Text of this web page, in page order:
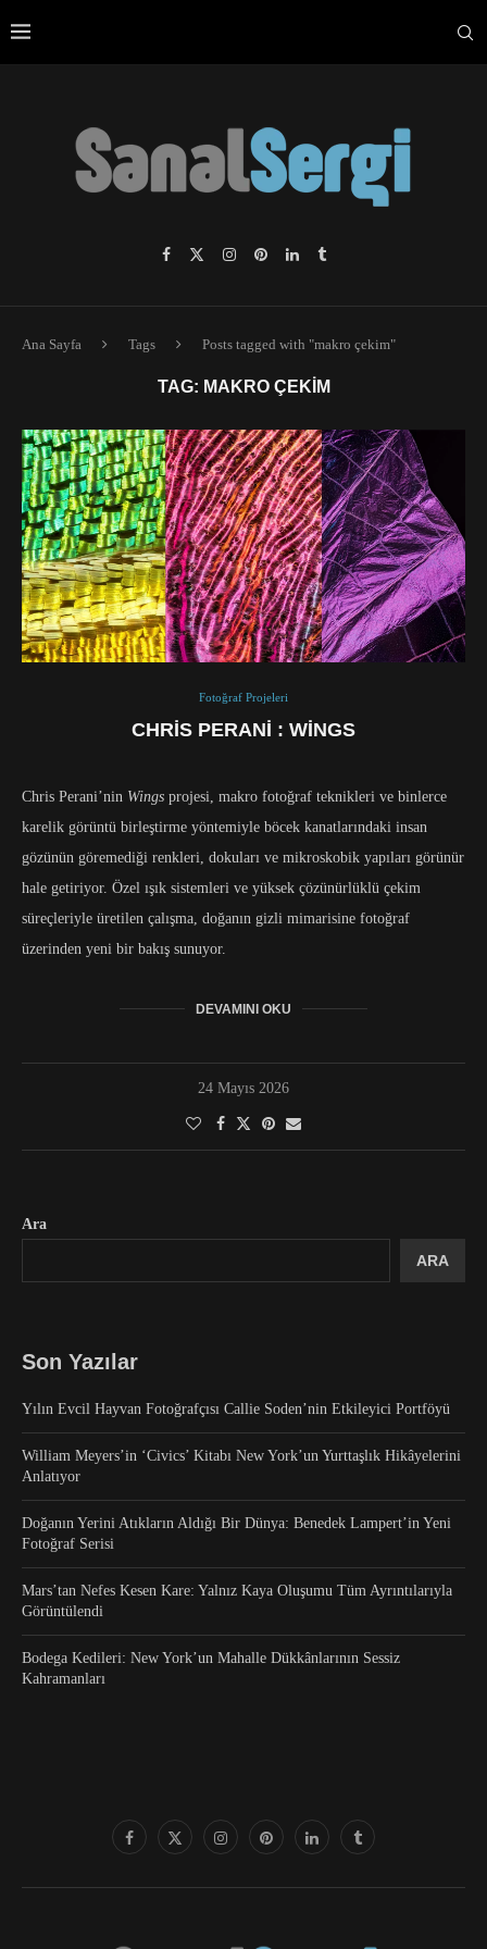
Ana Sayfa Tags Posts tagged with "makro çekim"
TAG: MAKRO ÇEKIM
Fotoğraf Projeleri
CHRIS PERANI : WINGS
Chris Perani’nin Wings projesi, makro fotoğraf teknikleri ve binlerce
karelik görüntü birleştirme yöntemiyle böcek kanatlarındaki insan
gözünün göremediği renkleri, dokuları ve mikroskobik yapıları görünür
hale getiriyor. Özel ışık sistemleri ve yüksek çözünürlüklü çekim
süreçleriyle üretilen çalışma, doğanın gizli mimarisine fotoğraf
üzerinden yeni bir bakış sunuyor.
DEVAMINI OKU
24 Mayıs 2026
Ara
ARA
Son Yazılar
Yılın Evcil Hayvan Fotoğrafçısı Callie Soden’nin Etkileyici Portföyü
William Meyers’in ‘Civics’ Kitabı New York’un Yurttaşlık Hikâyelerini
Anlatıyor
Doğanın Yerini Atıkların Aldığı Bir Dünya: Benedek Lampert’in Yeni
Fotoğraf Serisi
Mars’tan Nefes Kesen Kare: Yalnız Kaya Oluşumu Tüm Ayrıntılarıyla
Görüntülendi
Bodega Kedileri: New York’un Mahalle Dükkânlarının Sessiz
Kahramanları